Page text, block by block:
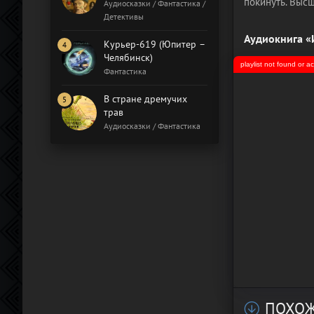
Аудиокнига
playlist not found or
Бал газовщиков
Аудиосказки / Фантастика /
Детективы
Курьер-619 (Юпитер –
Челябинск)
Фантастика
В стране дремучих
трав
Аудиосказки / Фантастика